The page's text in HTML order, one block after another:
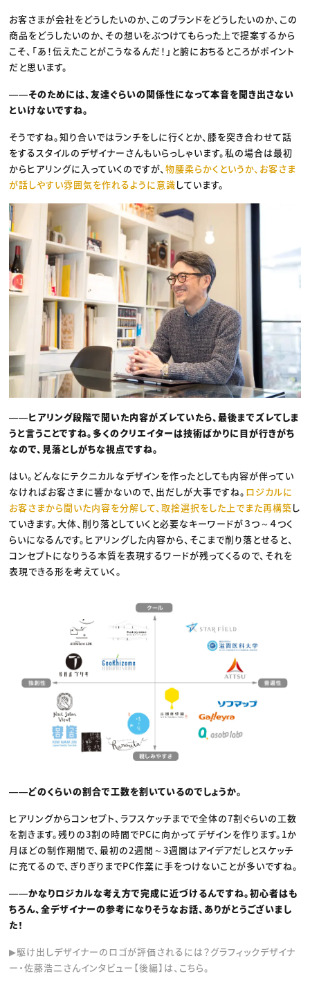
お客さまが会社をどうしたいのか、このブランドをどうしたいのか、この
商品をどうしたいのか、その想いをぶつけてもらった上で提案するから
こそ、「あ！伝えたことがこうなるんだ！」と腑におちるところがポイント
だと思います。
――そのためには、友達ぐらいの関係性になって本音を聞き出さない
といけないですね。
そうですね。知り合いではランチをしに行くとか、膝を突き合わせて話
をするスタイルのデザイナーさんもいらっしゃいます。私の場合は最初
からヒアリングに入っていくのですが、物腰柔らかくというか、お客さま
が話しやすい雰囲気を作れるように意識しています。
――ヒアリング段階で聞いた内容がズレていたら、最後までズレてしま
うと言うことですね。多くのクリエイターは技術ばかりに目が行きがち
なので、見落としがちな視点ですね。
はい。どんなにテクニカルなデザインを作ったとしても内容が伴ってい
なければお客さまに響かないので、出だしが大事ですね。 ロジカルに
お客さまから聞いた内容を分解して、取捨選択をした上でまた再構築し
ていきます。大体、削り落としていくと必要なキーワードが３つ～４つく
らいになるんです。ヒアリングした内容から、そこまで削り落とせると、
コンセプトになりうる本質を表現するワードが残ってくるので、それを
表現できる形を考えていく。
――どのくらいの割合で工数を割いているのでしょうか。
ヒアリングからコンセプト、ラフスケッチまでで全体の7割ぐらいの工数
を割きます。残りの3割の時間でPCに向かってデザインを作ります。1か
月ほどの制作期間で、最初の2週間～3週間はアイデアだしとスケッチ
に充てるので、ぎりぎりまでPC作業に手をつけないことが多いですね。
――かなりロジカルな考え方で完成に近づけるんですね。初心者はも
ちろん、全デザイナーの参考になりそうなお話、ありがとうございまし
た！
▶︎駆け出しデザイナーのロゴが評価されるには？グラフィックデザイナ
ー・佐藤浩二さんインタビュー【後編】は、こちら。